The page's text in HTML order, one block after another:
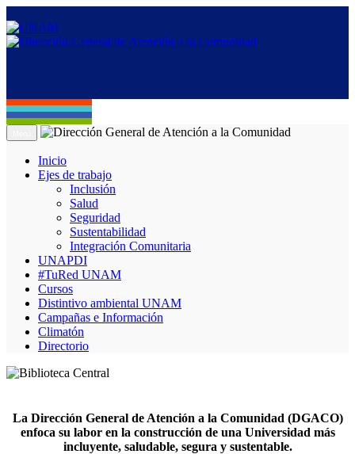
Inicio
Ejes de trabajo
Inclusión
Salud
Seguridad
Sustentabilidad
Integración Comunitaria
UNAPDI
#TuRed UNAM
Cursos
Distintivo ambiental UNAM
Campañas e Información
Climatón
Directorio
La Dirección General de Atención a la Comunidad (DGACO)
enfoca su labor en la construcción de una Universidad más
incluyente, saludable, segura y sustentable.